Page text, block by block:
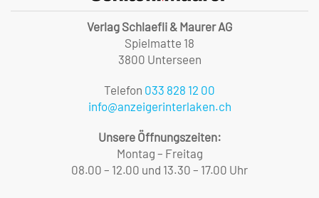
Verlag Schlaefli & Maurer AG
Spielmatte 18
3800 Unterseen
Telefon 033 828 12 00
info@anzeigerinterlaken.ch
Unsere Öffnungszeiten:
Montag – Freitag
08.00 – 12.00 und 13.30 – 17.00 Uhr